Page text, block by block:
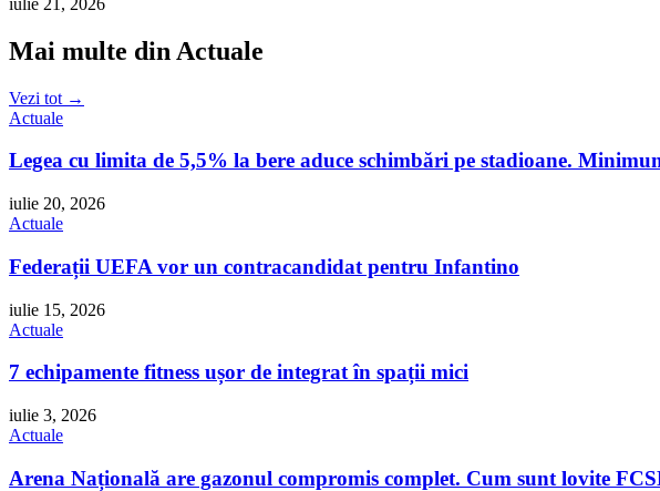
Mai multe din Actuale
Vezi tot →
Actuale
Legea cu limita de 5,5% la bere aduce schimbări pe stadioane.
iulie 20, 2026
Actuale
Federații UEFA vor un contracandidat pentru Infantino
iulie 15, 2026
Actuale
7 echipamente fitness ușor de integrat în spații mici
iulie 3, 2026
Actuale
Arena Națională are gazonul compromis complet. Cum sunt lovite